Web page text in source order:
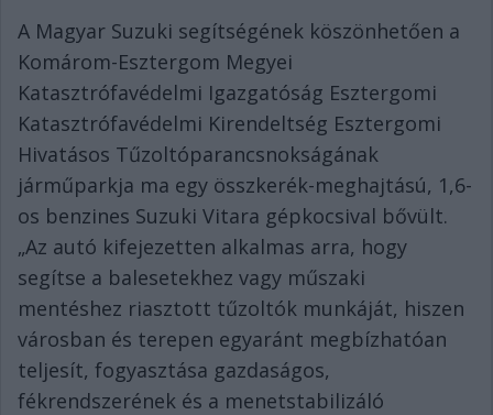
A Magyar Suzuki segítségének köszönhetően a
Komárom-Esztergom Megyei
Katasztrófavédelmi Igazgatóság Esztergomi
Katasztrófavédelmi Kirendeltség Esztergomi
Hivatásos Tűzoltóparancsnokságának
járműparkja ma egy összkerék-meghajtású, 1,6-
os benzines Suzuki Vitara gépkocsival bővült.
„Az autó kifejezetten alkalmas arra, hogy
segítse a balesetekhez vagy műszaki
mentéshez riasztott tűzoltók munkáját, hiszen
városban és terepen egyaránt megbízhatóan
teljesít, fogyasztása gazdaságos,
fékrendszerének és a menetstabilizáló